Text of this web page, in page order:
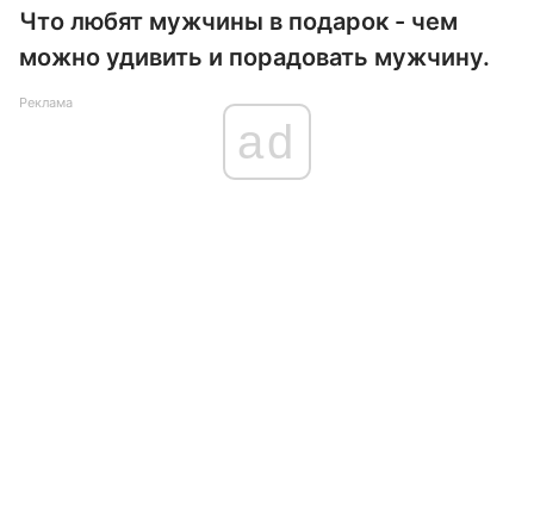
Что любят мужчины в подарок - чем
можно удивить и порадовать мужчину.
Реклама
ad